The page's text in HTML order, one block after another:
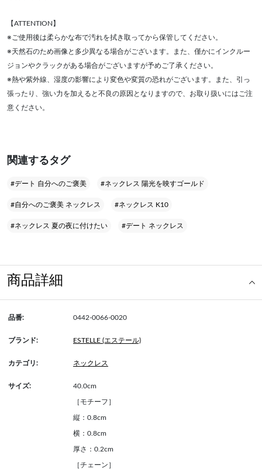
【ATTENTION】
※ご使用後は柔らかな布で汚れを拭き取ってから保管してください。
※天然石のため画像と多少異なる場合がございます。また、僅かにインクルー
ジョンやクラックがある場合がございますが予めご了承ください。
※熱や紫外線、湿度の影響により変色や変質の恐れがございます。また、引っ
張ったり、強い力を加えると不良の原因となりますので、お取り扱いにはご注
意ください。
関連するタグ
#デート 自分へのご褒美 #ネックレス 陽光を映すゴールド
#自分へのご褒美 ネックレス #ネックレス K10
#ネックレス 夏の夜に付けたい #デート ネックレス
商品詳細
品番: 0442-0066-0020
ブランド: ESTELLE (エステール)
カテゴリ: ネックレス
サイズ: 40.0cm
［モチーフ］
縦：0.8cm
横：0.8cm
厚さ：0.2cm
［チェーン］